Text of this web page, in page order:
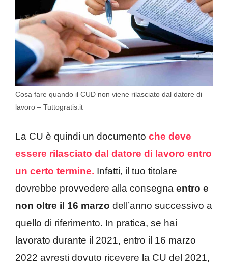
Cosa fare quando il CUD non viene rilasciato dal datore di
lavoro – Tuttogratis.it
La CU è quindi un documento che deve
essere rilasciato dal datore di lavoro entro
un certo termine. Infatti, il tuo titolare
dovrebbe provvedere alla consegna entro e
non oltre il 16 marzo dell’anno successivo a
quello di riferimento. In pratica, se hai
lavorato durante il 2021, entro il 16 marzo
2022 avresti dovuto ricevere la CU del 2021,